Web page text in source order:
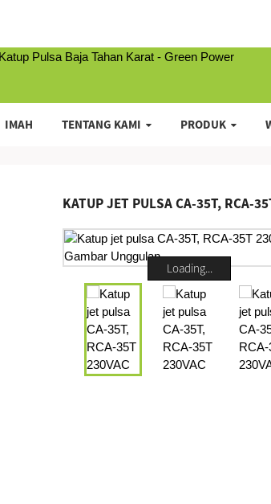
IMAH TENTANG KAMI PRODUK
KATUP JET PULSA CA-35T, RCA-
Loading...